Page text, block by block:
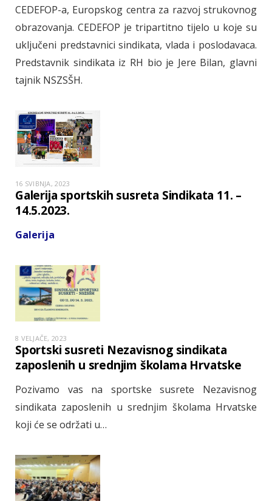
CEDEFOP-a, Europskog centra za razvoj strukovnog
obrazovanja. CEDEFOP je tripartitno tijelo u koje su
uključeni predstavnici sindikata, vlada i poslodavaca.
Predstavnik sindikata iz RH bio je Jere Bilan, glavni
tajnik NSZSŠH.
16 SVIBNJA, 2023
Galerija sportskih susreta Sindikata 11. –
14.5.2023.
Galerija
8 VELJAČE, 2023
Sportski susreti Nezavisnog sindikata
zaposlenih u srednjim školama Hrvatske
Pozivamo vas na sportske susrete Nezavisnog
sindikata zaposlenih u srednjim školama Hrvatske
koji će se održati u…